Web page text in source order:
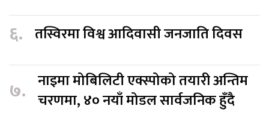
६. तस्विरमा विश्व आदिवासी जनजाति दिवस
७. नाइमा मोबिलिटी एक्स्पोको तयारी अन्तिम
चरणमा, ४० नयाँ मोडल सार्वजनिक हुँदै